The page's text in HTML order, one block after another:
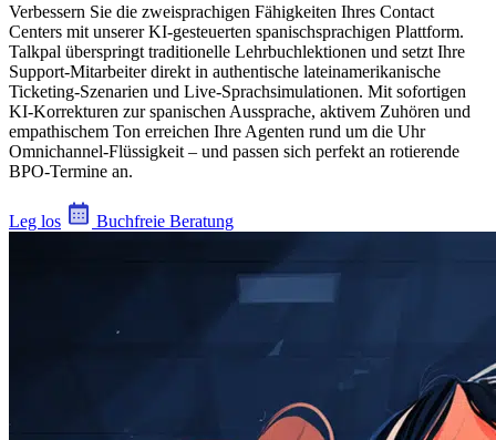
Verbessern Sie die zweisprachigen Fähigkeiten Ihres Contact
Centers mit unserer KI-gesteuerten spanischsprachigen Plattform.
Talkpal überspringt traditionelle Lehrbuchlektionen und setzt Ihre
Support-Mitarbeiter direkt in authentische lateinamerikanische
Ticketing-Szenarien und Live-Sprachsimulationen. Mit sofortigen
KI-Korrekturen zur spanischen Aussprache, aktivem Zuhören und
empathischem Ton erreichen Ihre Agenten rund um die Uhr
Omnichannel-Flüssigkeit – und passen sich perfekt an rotierende
BPO-Termine an.
Leg los Buchfreie Beratung